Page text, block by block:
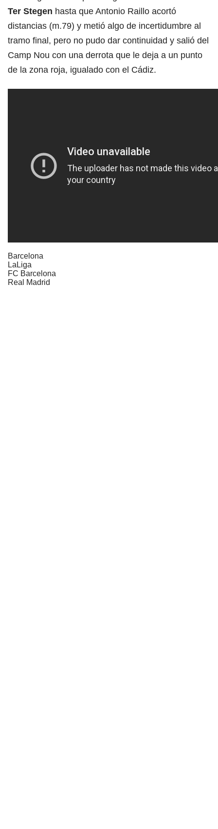
Ter Stegen hasta que Antonio Raillo acortó
distancias (m.79) y metió algo de incertidumbre al
tramo final, pero no pudo dar continuidad y salió del
Camp Nou con una derrota que le deja a un punto
de la zona roja, igualado con el Cádiz.
Barcelona
LaLiga
FC Barcelona
Real Madrid